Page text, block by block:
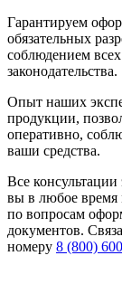
Гарантируем
обязательных
соблюдением
законодательства.
Опыт наших
продукции,
оперативно,
ваши средства.
Все консультации
вы в любое
по вопросам
документов.
номеру 8 (800)